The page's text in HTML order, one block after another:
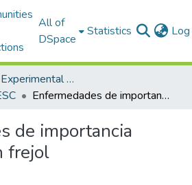
All of
DSpace
Statistics
1.- Estación Experimental Santa Catalina
Enfermedades de importancia económica en frejol
de importancia
frejol